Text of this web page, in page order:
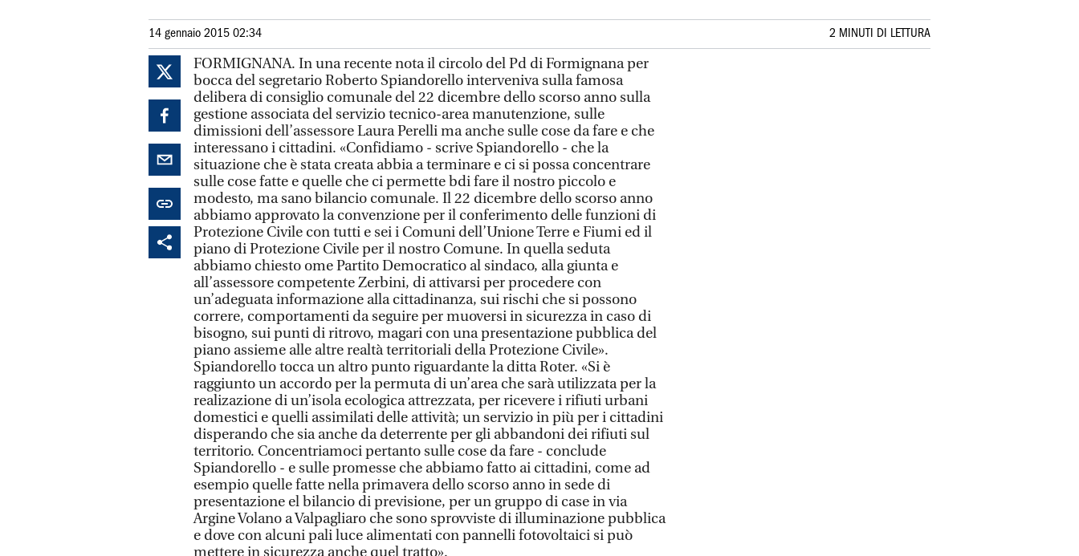
14 gennaio 2015 02:34 2 MINUTI DI LETTURA
FORMIGNANA. In una recente nota il circolo del Pd di Formignana per
bocca del segretario Roberto Spiandorello interveniva sulla famosa
delibera di consiglio comunale del 22 dicembre dello scorso anno sulla
gestione associata del servizio tecnico-area manutenzione, sulle
dimissioni dell’assessore Laura Perelli ma anche sulle cose da fare e che
interessano i cittadini. «Confidiamo - scrive Spiandorello - che la
situazione che è stata creata abbia a terminare e ci si possa concentrare
sulle cose fatte e quelle che ci permette bdi fare il nostro piccolo e
modesto, ma sano bilancio comunale. Il 22 dicembre dello scorso anno
abbiamo approvato la convenzione per il conferimento delle funzioni di
Protezione Civile con tutti e sei i Comuni dell’Unione Terre e Fiumi ed il
piano di Protezione Civile per il nostro Comune. In quella seduta
abbiamo chiesto ome Partito Democratico al sindaco, alla giunta e
all’assessore competente Zerbini, di attivarsi per procedere con
un’adeguata informazione alla cittadinanza, sui rischi che si possono
correre, comportamenti da seguire per muoversi in sicurezza in caso di
bisogno, sui punti di ritrovo, magari con una presentazione pubblica del
piano assieme alle altre realtà territoriali della Protezione Civile».
Spiandorello tocca un altro punto riguardante la ditta Roter. «Si è
raggiunto un accordo per la permuta di un’area che sarà utilizzata per la
realizazione di un’isola ecologica attrezzata, per ricevere i rifiuti urbani
domestici e quelli assimilati delle attività; un servizio in più per i cittadini
disperando che sia anche da deterrente per gli abbandoni dei rifiuti sul
territorio. Concentriamoci pertanto sulle cose da fare - conclude
Spiandorello - e sulle promesse che abbiamo fatto ai cittadini, come ad
esempio quelle fatte nella primavera dello scorso anno in sede di
presentazione el bilancio di previsione, per un gruppo di case in via
Argine Volano a Valpagliaro che sono sprovviste di illuminazione pubblica
e dove con alcuni pali luce alimentati con pannelli fotovoltaici si può
mettere in sicurezza anche quel tratto».